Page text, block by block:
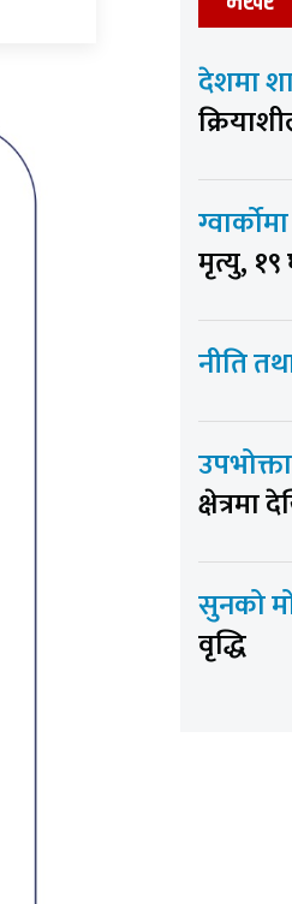
देशमा
मृत्यु, १९
नीति
क्षेत्रमा
सुनको
वृद्धि